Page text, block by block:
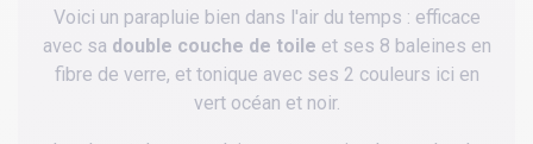
Voici un parapluie bien dans l'air du temps : efficace
avec sa double couche de toile et ses 8 baleines en
fibre de verre, et tonique avec ses 2 couleurs ici en
vert océan et noir.